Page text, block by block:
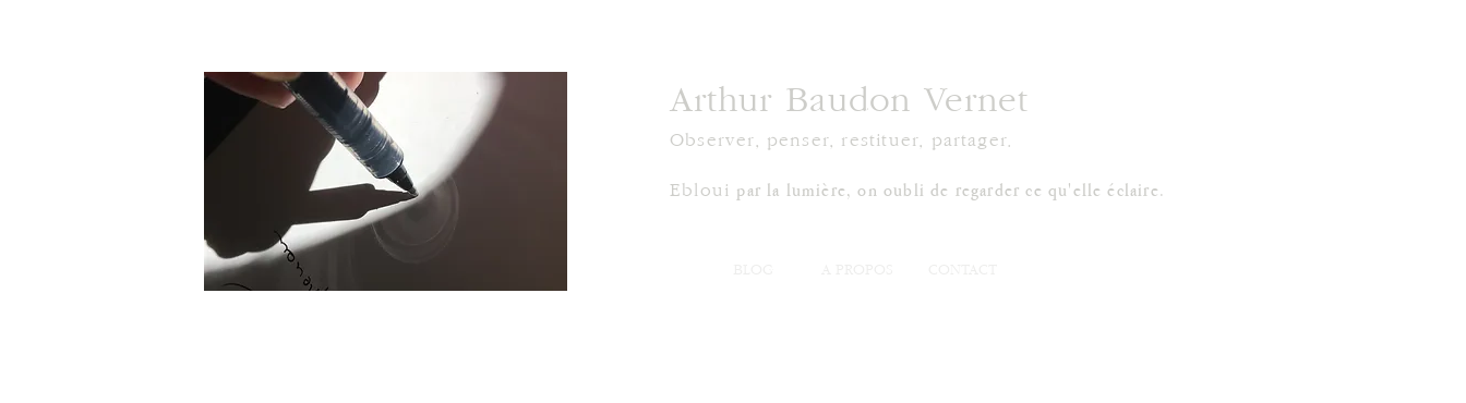
Arthur Baudon Vernet
Observer, penser, restituer, partager.
Ebloui par la lumière, on oubli de regarder ce qu'elle éclaire.